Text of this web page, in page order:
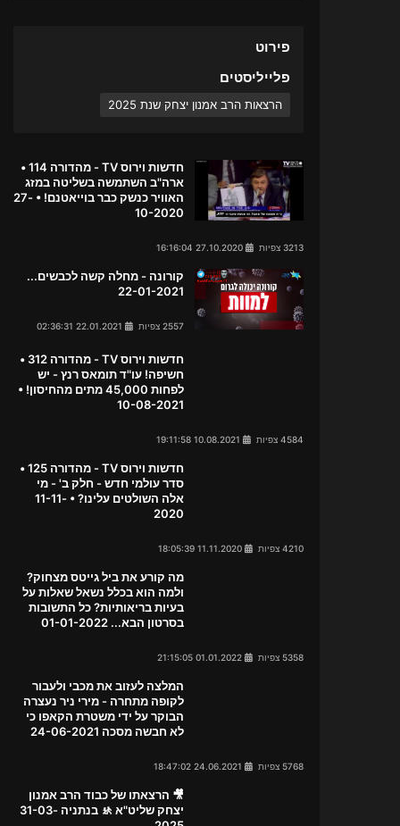
פירוט
פלייליסטים
הרצאות הרב אמנון יצחק שנת 2025
חדשות וירוס TV - מהדורה 114 •
ארה"ב השתמשה בשליטה במזג
האוויר כנשק כבר בוייאטנם! • 27-
10-2020
3213 צפיות
קורונה - מחלה קשה לכבשים...
22-01-2021
2557 צפיות
חדשות וירוס TV - מהדורה 312 •
חשיפה! עו"ד תומאס רנץ - יש
לפחות 45,000 מתים מהחיסון! •
10-08-2021
4584 צפיות
חדשות וירוס TV - מהדורה 125 •
סדר עולמי חדש - חלק ב' - מי
אלה השולטים עלינו? • 11-11-
2020
4210 צפיות
מה קורע את ביל גייטס מצחוק?
ולמה הוא בכלל נשאל שאלות על
בעיות בריאותיות? כל התשובות
בסרטון הבא... 01-01-2022
5358 צפיות
המלצה לעזוב את מכבי ולעבור
לקופה מתחרה - מירי ניר נעצרה
הבוקר על ידי משטרת הקאפו כי
לא חבשה מסכה 24-06-2021
5768 צפיות
🎥 הרצאתו של כבוד הרב אמנון
יצחק שליט"א 🚸 בנתניה 31-03-